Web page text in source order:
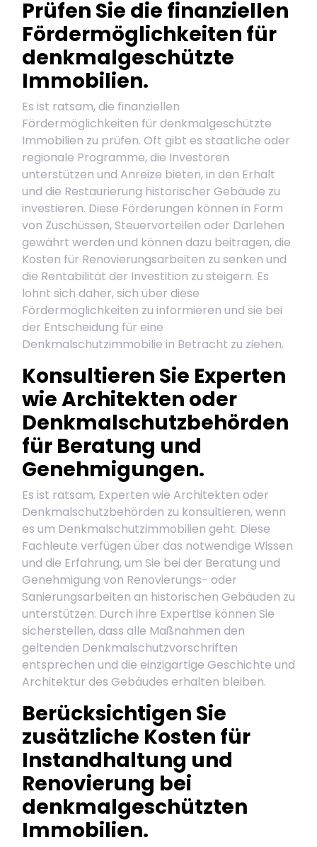
Prüfen Sie die finanziellen
Fördermöglichkeiten für
denkmalgeschützte
Immobilien.
Es ist ratsam, die finanziellen
Fördermöglichkeiten für denkmalgeschützte
Immobilien zu prüfen. Oft gibt es staatliche oder
regionale Programme, die Investoren
unterstützen und Anreize bieten, in den Erhalt
und die Restaurierung historischer Gebäude zu
investieren. Diese Förderungen können in Form
von Zuschüssen, Steuervorteilen oder Darlehen
gewährt werden und können dazu beitragen, die
Kosten für Renovierungsarbeiten zu senken und
die Rentabilität der Investition zu steigern. Es
lohnt sich daher, sich über diese
Fördermöglichkeiten zu informieren und sie bei
der Entscheidung für eine
Denkmalschutzimmobilie in Betracht zu ziehen.
Konsultieren Sie Experten
wie Architekten oder
Denkmalschutzbehörden
für Beratung und
Genehmigungen.
Es ist ratsam, Experten wie Architekten oder
Denkmalschutzbehörden zu konsultieren, wenn
es um Denkmalschutzimmobilien geht. Diese
Fachleute verfügen über das notwendige Wissen
und die Erfahrung, um Sie bei der Beratung und
Genehmigung von Renovierungs- oder
Sanierungsarbeiten an historischen Gebäuden zu
unterstützen. Durch ihre Expertise können Sie
sicherstellen, dass alle Maßnahmen den
geltenden Denkmalschutzvorschriften
entsprechen und die einzigartige Geschichte und
Architektur des Gebäudes erhalten bleiben.
Berücksichtigen Sie
zusätzliche Kosten für
Instandhaltung und
Renovierung bei
denkmalgeschützten
Immobilien.